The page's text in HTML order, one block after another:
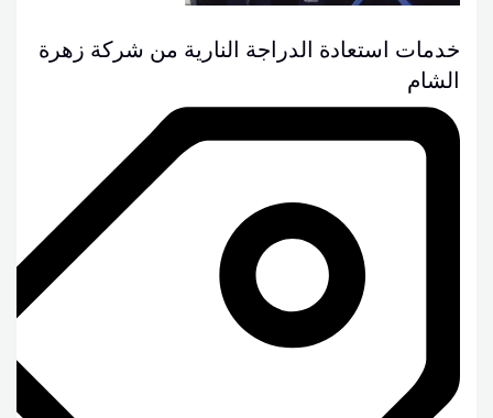
خدمات استعادة الدراجة النارية من شركة زهرة
الشام